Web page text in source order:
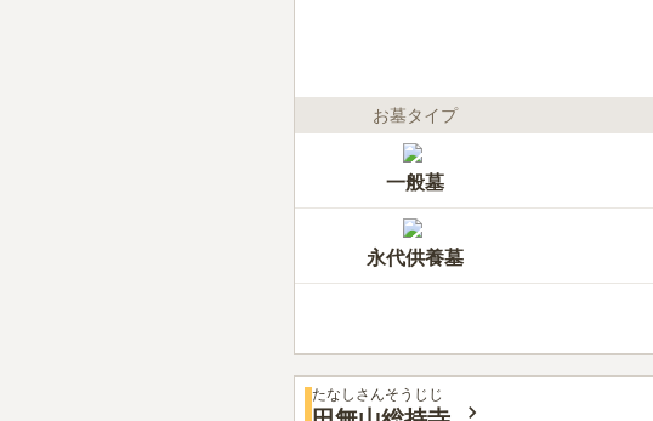
お墓タイプ
一般墓
永代供養墓
たなしさんそうじじ